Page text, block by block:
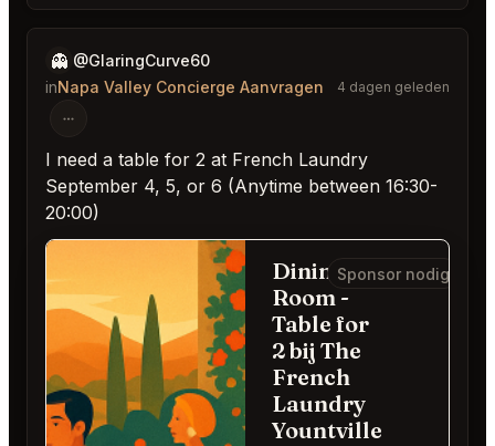
👻 @GlaringCurve60
inNapa Valley Concierge Aanvragen 4 dagen geleden
I need a table for 2 at French Laundry
September 4, 5, or 6 (Anytime between 16:30-
20:00)
Dining
Room -
Table for
2 bij The
French
Laundry
Yountville
Sponsor nodig